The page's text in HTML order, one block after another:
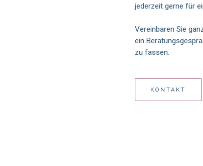
jederzeit gerne für
Vereinbaren Sie
ein
zu fassen.
KONTAKT